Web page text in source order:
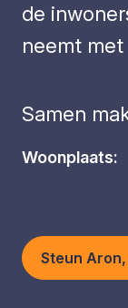
de
neemt
Samen
Woonplaats:
Steun